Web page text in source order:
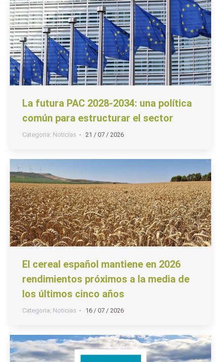
La futura PAC 2028-2034: una política
común para estructurar el sector
Categoria: Noticias 21 / 07 / 2026
El cereal español mantiene en 2026
rendimientos próximos a la media de
los últimos cinco años
Categoria: Noticias 16 / 07 / 2026